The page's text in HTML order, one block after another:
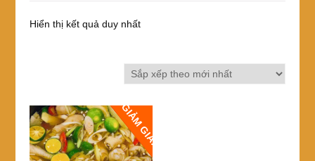
Hiển thị kết quả duy nhất
GIẢM GIÁ!